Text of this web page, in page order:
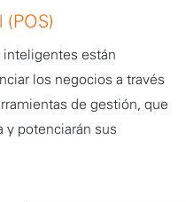
(POS)
están
los negocios a través
de gestión, que
y potenciarán sus